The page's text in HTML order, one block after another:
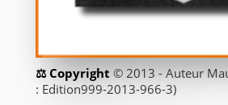
© 2013 - Auteur
: Edition999-2013-966-3)